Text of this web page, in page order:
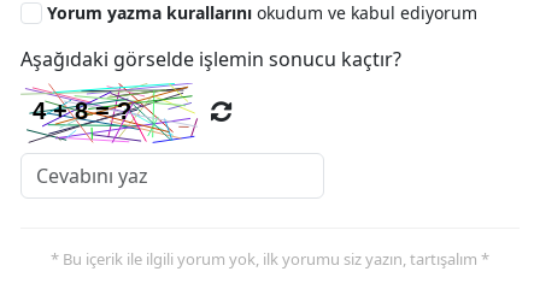
Yorum yazma kurallarını okudum ve kabul ediyorum
Aşağıdaki görselde işlemin sonucu kaçtır?
* Bu içerik ile ilgili yorum yok, ilk yorumu siz yazın, tartışalım *